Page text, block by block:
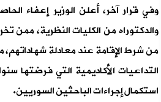
وفي قرار آخر، أعلن الوزير إعفاء
من شرط الإقامة عند معادلة شهاداتهم،
التداعيات الأكاديمية التي فرضتها
استكمال إجراءات الباحثين السوريين.